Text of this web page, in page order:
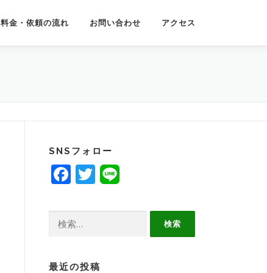
料金・依頼の流れ お問い合わせ アクセス
SNSフォロー
Facebook
Twitter
最近の投稿